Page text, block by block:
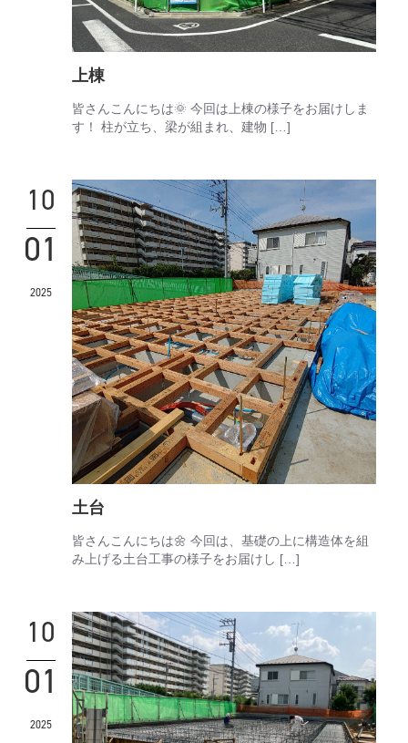
上棟
皆さんこんにちは🌞 今回は上棟の様子をお届けしま
す！ 柱が立ち、梁が組まれ、建物 […]
10
01
2025
土台
皆さんこんにちは🌼 今回は、基礎の上に構造体を組
み上げる土台工事の様子をお届けし […]
10
01
2025